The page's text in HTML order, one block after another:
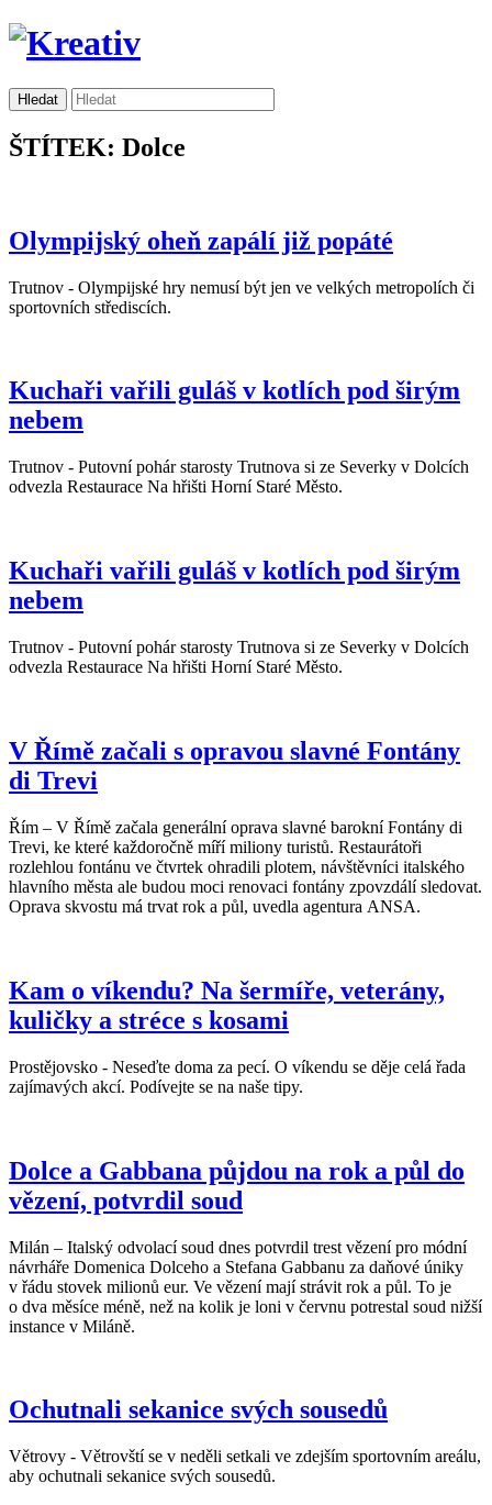
ŠTÍTEK: Dolce
Olympijský oheň zapálí již popáté
Trutnov - Olympijské hry nemusí být jen ve velkých metropolích či
sportovních střediscích.
Kuchaři vařili guláš v kotlích pod širým
nebem
Trutnov - Putovní pohár starosty Trutnova si ze Severky v Dolcích
odvezla Restaurace Na hřišti Horní Staré Město.
Kuchaři vařili guláš v kotlích pod širým
nebem
Trutnov - Putovní pohár starosty Trutnova si ze Severky v Dolcích
odvezla Restaurace Na hřišti Horní Staré Město.
V Římě začali s opravou slavné Fontány
di Trevi
Řím – V Římě začala generální oprava slavné barokní Fontány di
Trevi, ke které každoročně míří miliony turistů. Restaurátoři
rozlehlou fontánu ve čtvrtek ohradili plotem, návštěvníci italského
hlavního města ale budou moci renovaci fontány zpovzdálí sledovat.
Oprava skvostu má trvat rok a půl, uvedla agentura ANSA.
Kam o víkendu? Na šermíře, veterány,
kuličky a stréce s kosami
Prostějovsko - Neseďte doma za pecí. O víkendu se děje celá řada
zajímavých akcí. Podívejte se na naše tipy.
Dolce a Gabbana půjdou na rok a půl do
vězení, potvrdil soud
Milán – Italský odvolací soud dnes potvrdil trest vězení pro módní
návrháře Domenica Dolceho a Stefana Gabbanu za daňové úniky
v řádu stovek milionů eur. Ve vězení mají strávit rok a půl. To je
o dva měsíce méně, než na kolik je loni v červnu potrestal soud nižší
instance v Miláně.
Ochutnali sekanice svých sousedů
Větrovy - Větrovští se v neděli setkali ve zdejším sportovním areálu,
aby ochutnali sekanice svých sousedů.